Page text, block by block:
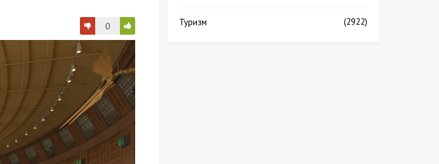
0 Туризм (2922)